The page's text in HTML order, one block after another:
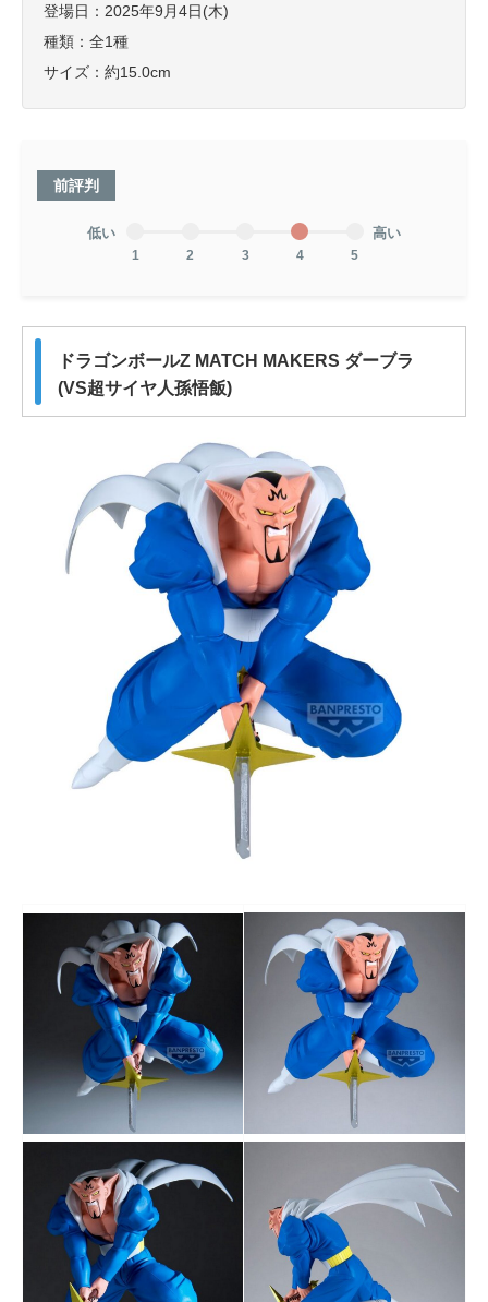
登場日：2025年9月4日(木)
種類：全1種
サイズ：約15.0cm
前評判
低い
1 2 3 4 5
高い
ドラゴンボールZ MATCH MAKERS ダーブラ
(VS超サイヤ人孫悟飯)